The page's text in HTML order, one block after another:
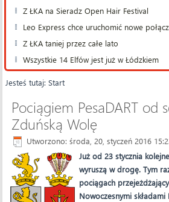
Z ŁKA na Sieradz Open Hair Festival
Leo Express chce uruchomić nowe
Z ŁKA taniej przez całe lato
Wszystkie 14 Elfów jest już w Łódzkiem
Jesteś tutaj:Start
Pociągiem PesaDART od
Zduńską Wolę
Utworzono: środa, 20, styczeń 2016
Już od 23 stycznia
wyruszą w drogę. Tym
pociągach
Nowoczesnymi